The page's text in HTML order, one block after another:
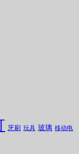
牙刷 玩具 玻璃 移动电